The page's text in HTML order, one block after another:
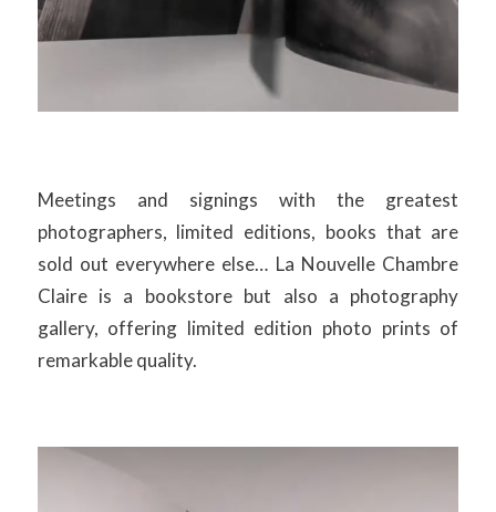
Meetings and signings with the greatest
photographers, limited editions, books that are
sold out everywhere else… La Nouvelle Chambre
Claire is a bookstore but also a photography
gallery, offering limited edition photo prints of
remarkable quality.